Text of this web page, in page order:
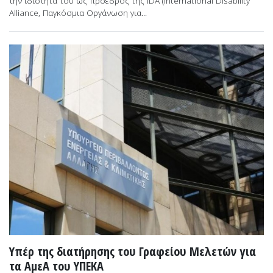
Alliance, Παγκόσμια Οργάνωση για...
Υπέρ της διατήρησης του Γραφείου Μελετών για
τα ΑμεΑ του ΥΠΕΚΑ